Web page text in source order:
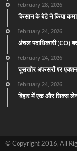
February 28, 2026
किसान के बेटे ने किया
February 24, 2026
अंचल पदाधिकारी (CO)
February 24, 2026
घूसखोर अफसरों पर
February 24, 2026
बिहार में एक और सिक्स
© Copyright 2016, All